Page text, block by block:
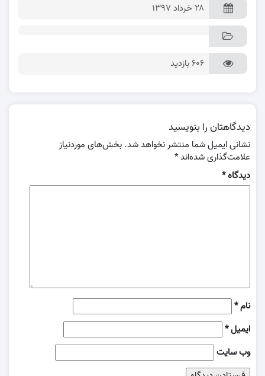
۲۸ خرداد ۱۳۹۷
606 بازدید
دیدگاهتان را بنویسید
نشانی ایمیل شما منتشر نخواهد شد. بخش‌های موردنیاز
علامت‌گذاری شده‌اند*
دیدگاه*
نام*
ایمیل*
وب‌ سایت